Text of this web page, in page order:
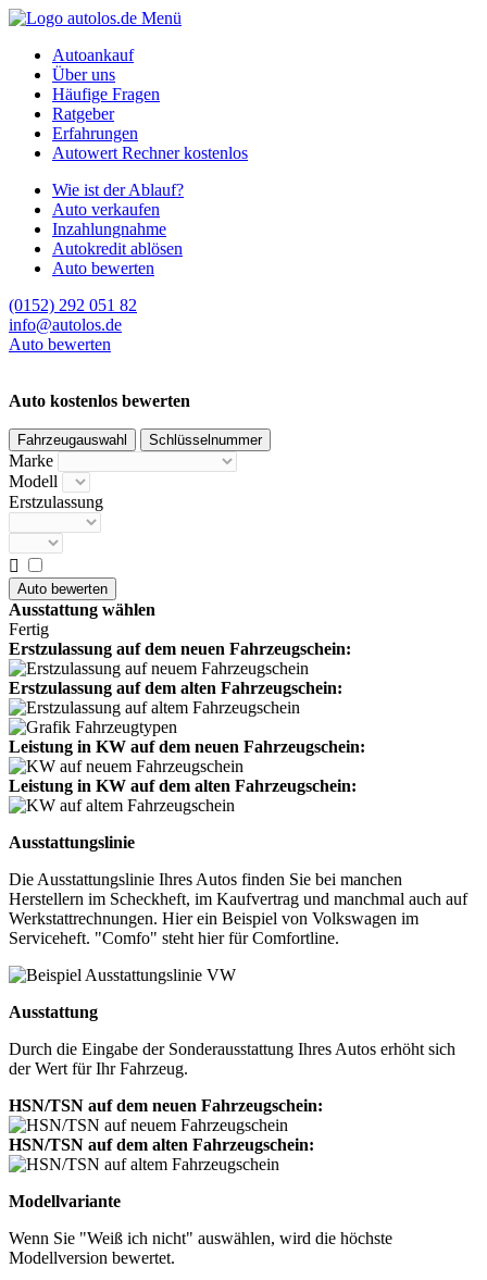
Menü
Autoankauf
Über uns
Häufige Fragen
Ratgeber
Erfahrungen
Autowert Rechner kostenlos
Wie ist der Ablauf?
Auto verkaufen
Inzahlungnahme
Autokredit ablösen
Auto bewerten
(0152) 292 051 82
info@autolos.de
Auto bewerten
Auto kostenlos bewerten
Fahrzeugauswahl Schlüsselnummer
Marke
Modell
Erstzulassung

Ausstattung wählen
Fertig
Erstzulassung auf dem neuen Fahrzeugschein:
Erstzulassung auf dem alten Fahrzeugschein:
Leistung in KW auf dem neuen Fahrzeugschein:
Leistung in KW auf dem alten Fahrzeugschein:
Ausstattungslinie
Die Ausstattungslinie Ihres Autos finden Sie bei manchen
Herstellern im Scheckheft, im Kaufvertrag und manchmal auch auf
Werkstattrechnungen. Hier ein Beispiel von Volkswagen im
Serviceheft. "Comfo" steht hier für Comfortline.
Ausstattung
Durch die Eingabe der Sonderausstattung Ihres Autos erhöht sich
der Wert für Ihr Fahrzeug.
HSN/TSN auf dem neuen Fahrzeugschein:
HSN/TSN auf dem alten Fahrzeugschein:
Modellvariante
Wenn Sie "Weiß ich nicht" auswählen, wird die höchste
Modellversion bewertet.